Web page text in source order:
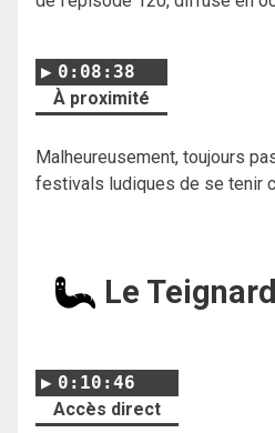
0:08:38
À proximité
Malheureusement, toujours
festivals ludiques de se tenir
Le
0:10:46
Accès direct